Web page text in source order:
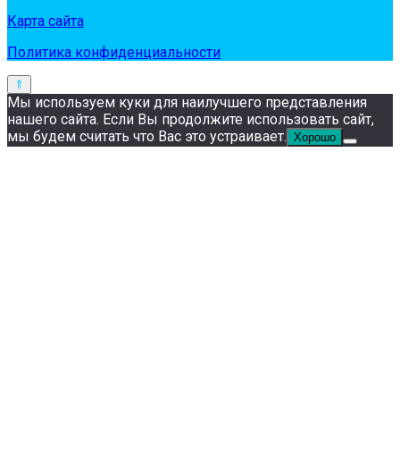
Карта сайта
Политика конфиденциальности
Мы используем куки для наилучшего представления
нашего сайта. Если Вы продолжите использовать сайт,
мы будем считать что Вас это устраивает. Хорошо